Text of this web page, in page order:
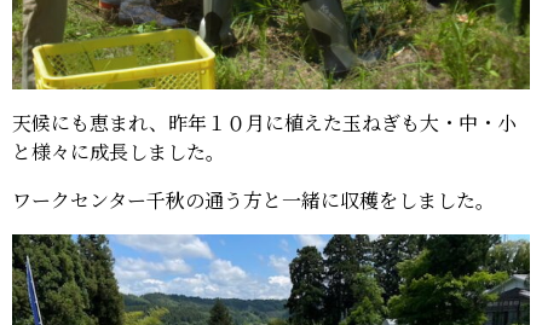
天候にも恵まれ、昨年１０月に植えた玉ねぎも大・中・小
と様々に成長しました。
ワークセンター千秋の通う方と一緒に収穫をしました。